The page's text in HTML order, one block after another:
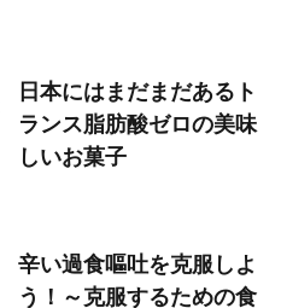
日本にはまだまだあるト
ランス脂肪酸ゼロの美味
しいお菓子
辛い過食嘔吐を克服しよ
う！～克服するための食